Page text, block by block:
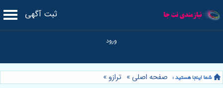
ثبت آگهی
صفحه اصلی » ترازو »